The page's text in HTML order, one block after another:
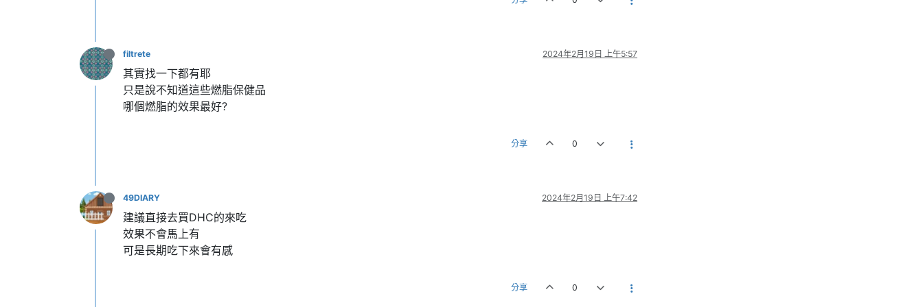
filtrete 2024年2月19日 上午5:57
其實找一下都有耶
只是說不知道這些燃脂保健品
哪個燃脂的效果最好?
分享 0
49DIARY 2024年2月19日 上午7:42
建議直接去買DHC的來吃
效果不會馬上有
可是長期吃下來會有感
分享 0